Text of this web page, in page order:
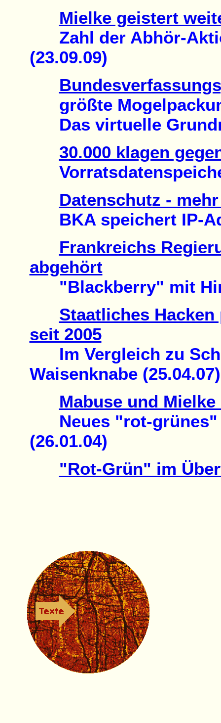
Mielke geistert
Zahl der Abhör-
(23.09.09)
größte
Das virtuelle
30.000 klagen
Datenschutz -
BKA speichert IP-
Frankreichs
abgehört
"Blackberry" mit
Staatliches
seit 2005
Im Vergleich zu
Waisenknabe (25.04.07)
Mabuse und
Neues "rot-grünes"
(26.01.04)
"Rot-Grün" im